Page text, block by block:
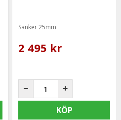
Sänker 25mm
2 495 kr
KÖP